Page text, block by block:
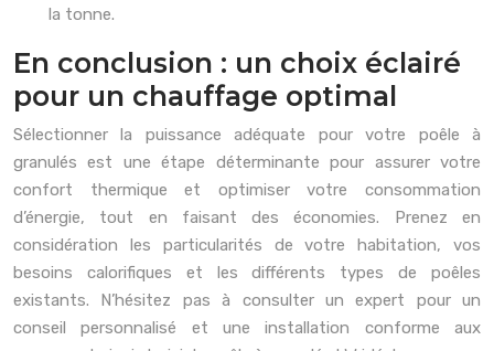
la tonne.
En conclusion : un choix éclairé
pour un chauffage optimal
Sélectionner la puissance adéquate pour votre poêle à
granulés est une étape déterminante pour assurer votre
confort thermique et optimiser votre consommation
d’énergie, tout en faisant des économies. Prenez en
considération les particularités de votre habitation, vos
besoins calorifiques et les différents types de poêles
existants. N’hésitez pas à consulter un expert pour un
conseil personnalisé et une installation conforme aux